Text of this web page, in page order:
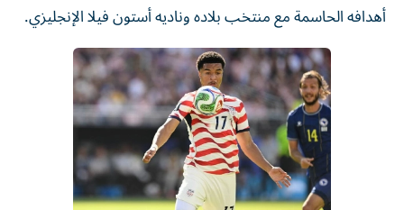
أهدافه الحاسمة مع منتخب بلاده وناديه أستون فيلا الإنجليزي.